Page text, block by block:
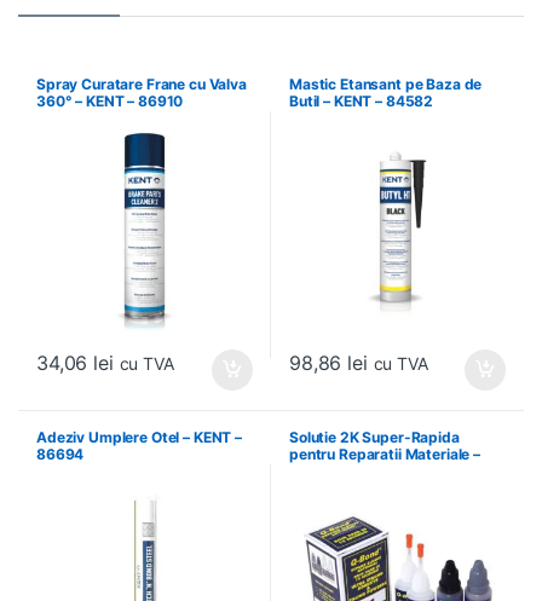
Spray Curatare Frane cu Valva
360° – KENT – 86910
34,06 lei cu TVA
Mastic Etansant pe Baza de
Butil – KENT – 84582
98,86 lei cu TVA
Adeziv Umplere Otel – KENT –
86694
Solutie 2K Super-Rapida
pentru Reparatii Materiale –